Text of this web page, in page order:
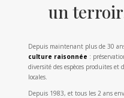
un
Depuis maintenant plus de 30
culture raisonnée :
diversité des espèces produites et
locales.
Depuis 1983, et tous les 2 ans